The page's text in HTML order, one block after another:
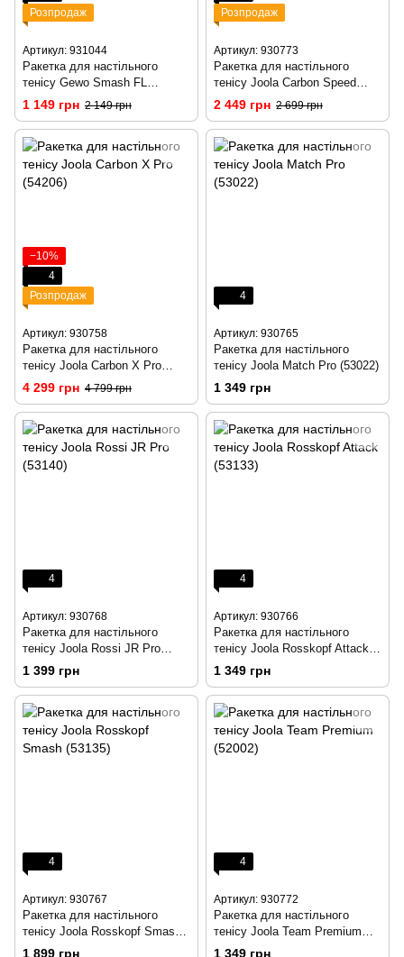
Розпродаж
Артикул: 931044
Ракетка для настільного
тенісу Gewo Smash FL
(186000001)
1 149 грн 2 149 грн
Розпродаж
Артикул: 930773
Ракетка для настільного
тенісу Joola Carbon Speed
(54193)
2 449 грн 2 699 грн
−10%
4
Розпродаж
Артикул: 930758
Ракетка для настільного
тенісу Joola Carbon X Pro
(54206)
4 299 грн 4 799 грн
4
Артикул: 930765
Ракетка для настільного
тенісу Joola Match Pro (53022)
1 349 грн
4
Артикул: 930768
Ракетка для настільного
тенісу Joola Rossi JR Pro
(53140)
1 399 грн
4
Артикул: 930766
Ракетка для настільного
тенісу Joola Rosskopf Attack
(53133)
1 349 грн
4
Артикул: 930767
Ракетка для настільного
тенісу Joola Rosskopf Smash
(53135)
1 899 грн
4
Артикул: 930772
Ракетка для настільного
тенісу Joola Team Premium
(52002)
1 349 грн